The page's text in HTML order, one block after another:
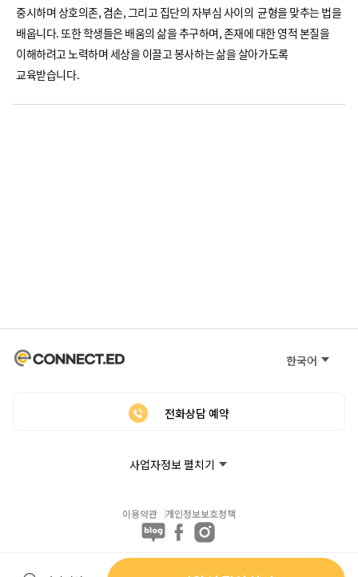
중시하며 상호의존, 겸손, 그리고 집단의 자부심 사이의 균형을 맞추는 법을
배웁니다. 또한 학생들은 배움의 삶을 추구하며, 존재에 대한 영적 본질을
이해하려고 노력하며 세상을 이끌고 봉사하는 삶을 살아가도록
교육받습니다.
한국어
전화상담 예약
사업자정보 펼치기
이용약관 개인정보보호정책